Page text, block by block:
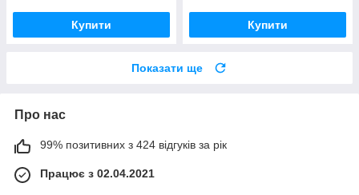
Купити Купити
Показати ще
Про нас
99% позитивних з 424 відгуків за рік
Працює з 02.04.2021